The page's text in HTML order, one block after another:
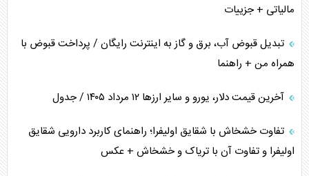
مالیاتی + جزییات
تبدیل قبوض آب، برق و گاز به اینترنت رایگان / پرداخت قبوض با
همراه من + راهنما
آخرین قیمت دلار، یورو و سایر ارز‌ها ۱۲ مرداد ۱۴۰۵ / جدول
تفاوت خشخاش با شقایق اولیفرا؛ راهنمای کاربرد دارویی شقایق
اولیفرا و تفاوت آن با تریاک و خشخاش + عکس